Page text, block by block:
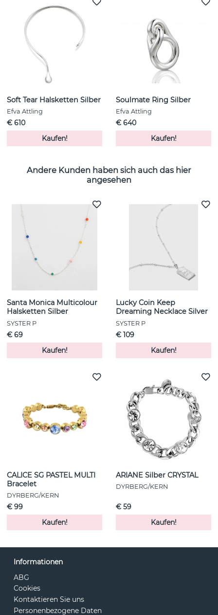
Soft Tear Halsketten Silber
Efva Attling
€ 610
Kaufen!
Soulmate Ring Silber
Efva Attling
€ 640
Kaufen!
Andere Kunden haben sich auch das hier
angesehen
Santa Monica Multicolour
Halsketten Silber
SYSTER P
€ 69
Kaufen!
Lucky Coin Keep
Dreaming Necklace Silver
SYSTER P
€ 109
Kaufen!
CALICE SG PASTEL MULTI
Bracelet
DYRBERG/KERN
€ 99
Kaufen!
ARIANE Silber CRYSTAL
DYRBERG/KERN
€ 59
Kaufen!
Informationen
ABG
Cookies
Kontaktieren Sie uns
Personenbezogene Daten